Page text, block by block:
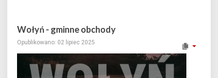
Wołyń - gminne obchody
Opublikowano: 02 lipiec 2025